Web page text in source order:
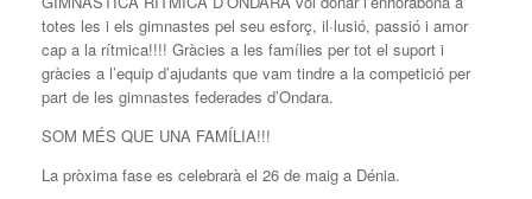
totes les i els gimnastes pel seu esforç, il·lusió, passió i amor
cap a la rítmica!!!! Gràcies a les famílies per tot el suport i
gràcies a l’equip d’ajudants que vam tindre a la competició per
part de les gimnastes federades d’Ondara.
SOM MÉS QUE UNA FAMÍLIA!!!
La pròxima fase es celebrarà el 26 de maig a Dénia.